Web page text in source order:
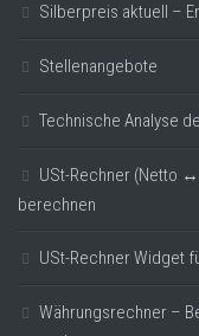
Silberpreis aktuell –
Stellenangebote
Technische Analyse
USt-Rechner (Netto
berechnen
USt-Rechner Widget
Währungsrechner –